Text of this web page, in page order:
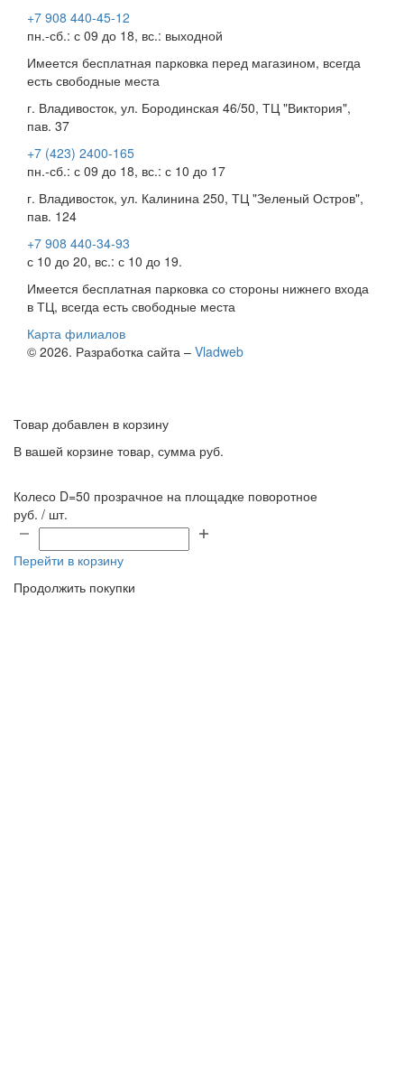
+7 908 440-45-12
пн.-сб.: с 09 до 18, вс.: выходной
Имеется бесплатная парковка перед магазином, всегда
есть свободные места
г. Владивосток, ул. Бородинская 46/50, ТЦ "Виктория",
пав. 37
+7 (423) 2400-165
пн.-сб.: с 09 до 18, вс.: с 10 до 17
г. Владивосток, ул. Калинина 250, ТЦ "Зеленый Остров",
пав. 124
+7 908 440-34-93
с 10 до 20, вс.: с 10 до 19.
Имеется бесплатная парковка со стороны нижнего входа
в ТЦ, всегда есть свободные места
Карта филиалов
© 2026. Разработка сайта – Vladweb
Товар добавлен в корзину
В вашей корзине товар, сумма руб.
Колесо D=50 прозрачное на площадке поворотное
руб. / шт.
Перейти в корзину
Продолжить покупки